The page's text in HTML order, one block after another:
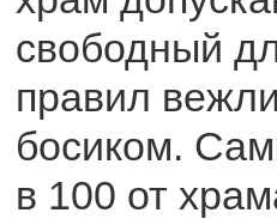
свободный
правил
босиком.
в 100 от